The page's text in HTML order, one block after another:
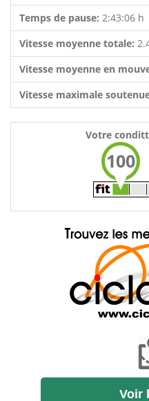
Temps de pause: 2:43:06 h
Vitesse moyenne totale:
Vitesse moyenne en
Vitesse maximale
Votre
100
Voir